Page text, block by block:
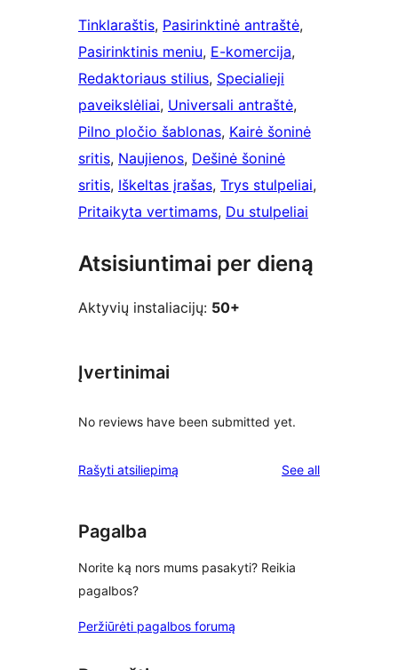
Tinklaraštis, Pasirinktinė antraštė
Pasirinktinis meniu, E-komercija
Redaktoriaus stilius, Specialieji
paveikslėliai, Universali antraštė
Pilno pločio šablonas, Kairė šoninė
sritis, Naujienos, Dešinė šoninė
sritis, Iškeltas įrašas, Trys stulpeliai
Pritaikyta vertimams, Du stulpeliai
Atsisiuntimai per dieną
Aktyvių instaliacijų: 50+
Įvertinimai
No reviews have been submitted yet.
Rašyti atsiliepimą See allreviews
Pagalba
Norite ką nors mums pasakyti? Reikia
pagalbos?
Peržiūrėti pagalbos forumą